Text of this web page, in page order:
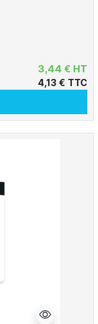
3,44 € HT
4,13 € TTC